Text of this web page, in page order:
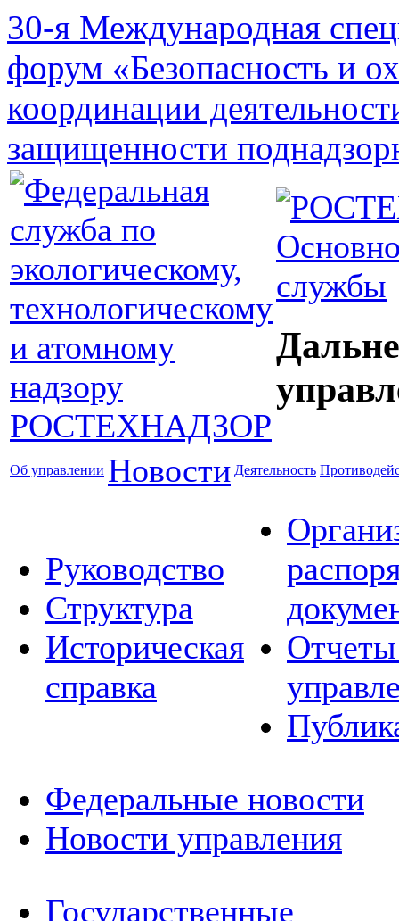
30-я Международная
форум «Безопасность и
координации
защищенности
службы
Об управлении Новости Деятельность
Руководство
Структура
Историческая
справка
Отчеты
Федеральные новости
Новости управления
Государственные